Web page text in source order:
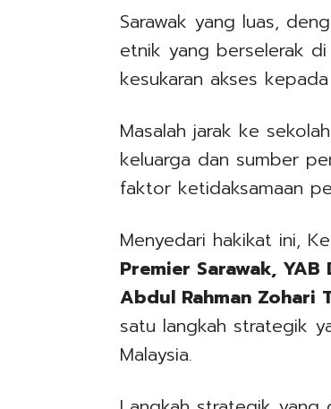
Sarawak yang luas,
etnik yang berselerak
kesukaran akses
Masalah jarak ke
keluarga dan sumber
faktor ketidaksamaan
Menyedari hakikat ini,
Premier Sarawak,
Abdul Rahman Zohari
satu langkah strategik
Malaysia.